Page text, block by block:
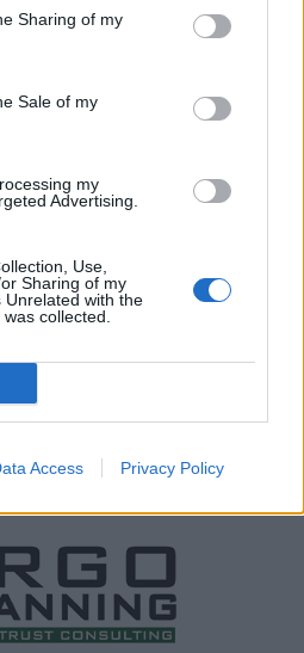
Sharing of my
Sale of my
my
Advertising.
Use,
Sharing of my
Unrelated with the
collected.
Access Privacy Policy